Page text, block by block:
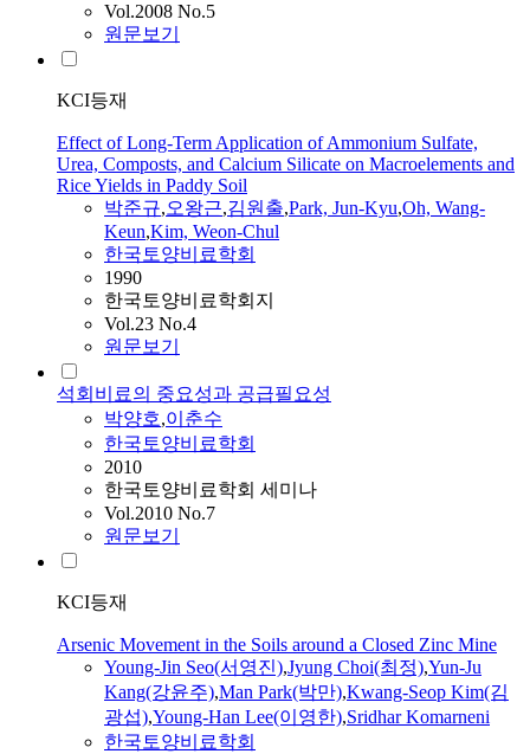
Vol.2008 No.5
원문보기
KCI등재
Effect of Long-Term Application of Ammonium Sulfate,
Urea, Composts, and Calcium Silicate on Macroelements and
Rice Yields in Paddy Soil
박준규,오왕근,김원출,Park, Jun-Kyu,Oh, Wang-
Keun,Kim, Weon-Chul
한국토양비료학회
1990
한국토양비료학회지
Vol.23 No.4
원문보기
석회비료의 중요성과 공급필요성
박양호,이춘수
한국토양비료학회
2010
한국토양비료학회 세미나
Vol.2010 No.7
원문보기
KCI등재
Arsenic Movement in the Soils around a Closed Zinc Mine
Young-Jin Seo(서영진),Jyung Choi(최정),Yun-Ju
Kang(강윤주),Man Park(박만),Kwang-Seop Kim(김
광섭),Young-Han Lee(이영한),Sridhar Komarneni
한국토양비료학회